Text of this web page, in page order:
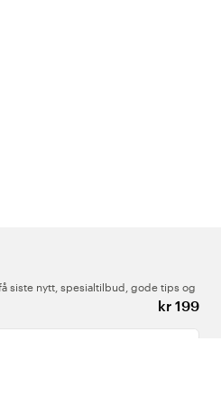
kr 199
siste nytt, spesialtilbud, gode tips og